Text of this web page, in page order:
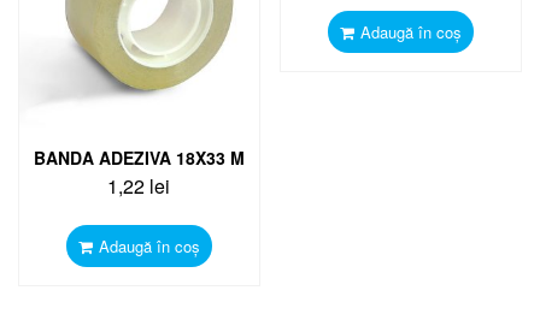
BANDA ADEZIVA 18X33 M
1,22 lei
Adaugă în coș
Adaugă în coș